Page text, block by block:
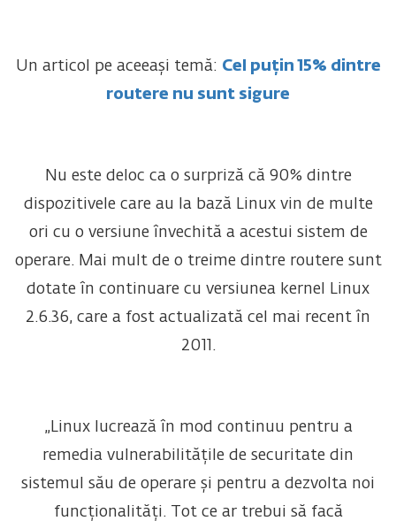
Un articol pe aceeași temă: Cel puțin 15% dintre
routere nu sunt sigure
Nu este deloc ca o surpriză că 90% dintre
dispozitivele care au la bază Linux vin de multe
ori cu o versiune învechită a acestui sistem de
operare. Mai mult de o treime dintre routere sunt
dotate în continuare cu versiunea kernel Linux
2.6.36, care a fost actualizată cel mai recent în
2011.
„Linux lucrează în mod continuu pentru a
remedia vulnerabilitățile de securitate din
sistemul său de operare și pentru a dezvolta noi
funcționalități. Tot ce ar trebui să facă